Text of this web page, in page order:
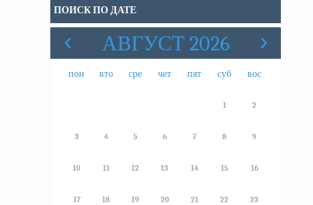
ПОИСК ПО ДАТЕ
АВГУСТ 2026
пон вто сре чет пят суб вос
1 2
3 4 5 6 7 8 9
10 11 12 13 14 15 16
17 18 19 20 21 22 23